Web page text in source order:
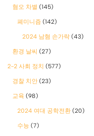
혐오 차별 (145)
폐미니즘 (142)
2024 남혐 손가락 (43)
환경 날씨 (27)
2-2 사회 정치 (577)
경찰 치안 (23)
교육 (98)
2024 여대 공학전환 (20)
수능 (7)